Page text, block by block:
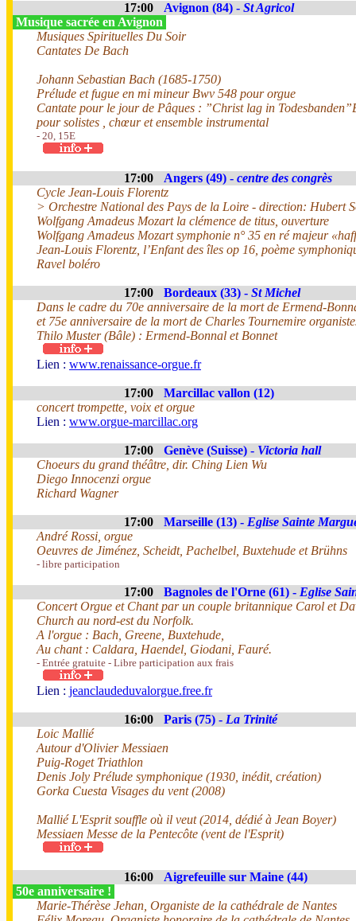
17:00 Avignon (84) - St Agricol
Musique sacrée en Avignon
Musiques Spirituelles Du Soir
Cantates De Bach
Johann Sebastian Bach (1685-1750)
Prélude et fugue en mi mineur Bwv 548 pour orgue
Cantate pour le jour de Pâques : ”Christ lag in
pour solistes , chœur et ensemble instrumental
- 20, 15E
17:00 Angers (49) - centre des congrès
Cycle Jean-Louis Florentz
> Orchestre National des Pays de la Loire - direction: Hubert
Wolfgang Amadeus Mozart la clémence de titus, ouverture
Wolfgang Amadeus Mozart symphonie n° 35 en ré majeur
Jean-Louis Florentz, l’Enfant des îles op 16, poème
Ravel boléro
17:00 Bordeaux (33) - St Michel
Dans le cadre du 70e anniversaire de la mort de Ermend-
et 75e anniversaire de la mort de Charles Tournemire
Thilo Muster (Bâle) : Ermend-Bonnal et Bonnet
Lien : www.renaissance-orgue.fr
17:00
Marcillac vallon (12)
concert trompette, voix et orgue
Lien : www.orgue-marcillac.org
17:00 Genève (Suisse) - Victoria hall
Choeurs du grand théâtre, dir. Ching Lien Wu
Diego Innocenzi orgue
Richard Wagner
17:00 Marseille (13) - Eglise Sainte
André Rossi, orgue
Oeuvres de Jiménez, Scheidt, Pachelbel, Buxtehude et Brühns
- libre participation
17:00 Bagnoles de l'Orne (61) - Eglise
Concert Orgue et Chant par un couple britannique Carol et
Church au nord-est du Norfolk.
A l'orgue : Bach, Greene, Buxtehude,
Au chant : Caldara, Haendel, Giodani, Fauré.
- Entrée gratuite - Libre participation aux frais
Lien : jeanclaudeduvalorgue.free.fr
16:00 Paris (75) - La Trinité
Loic Mallié
Autour d'Olivier Messiaen
Puig-Roget Triathlon
Denis Joly Prélude symphonique (1930, inédit, création)
Gorka Cuesta Visages du vent (2008)
Mallié L'Esprit souffle où il veut (2014, dédié à Jean Boyer)
Messiaen Messe de la Pentecôte (vent de l'Esprit)
16:00
Aigrefeuille sur Maine (44)
50e anniversaire !
Marie-Thérèse Jehan, Organiste de la cathédrale de Nantes